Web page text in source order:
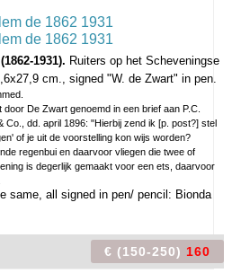
1931). Ruiters op het Scheveningse
cm., signed "W. de Zwart" in pen.
De Zwart genoemd in een brief aan P.C.
Co., dd. april 1896: "Hierbij zend ik [p. post?] stel
of je uit de voorstelling kon wijs worden?
regenbui en daarvoor vliegen die twee of
is degerlijk gemaakt voor een ets, daarvoor
same, all signed in pen/ pencil: Bionda
€ (150-250) 160